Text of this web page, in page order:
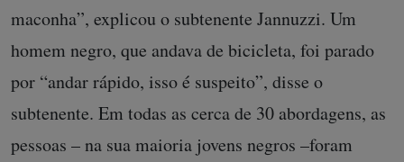
maconha”, explicou o subtenente Jannuzzi. Um
homem negro, que andava de bicicleta, foi parado
por “andar rápido, isso é suspeito”, disse o
subtenente. Em todas as cerca de 30 abordagens, as
pessoas – na sua maioria jovens negros –foram